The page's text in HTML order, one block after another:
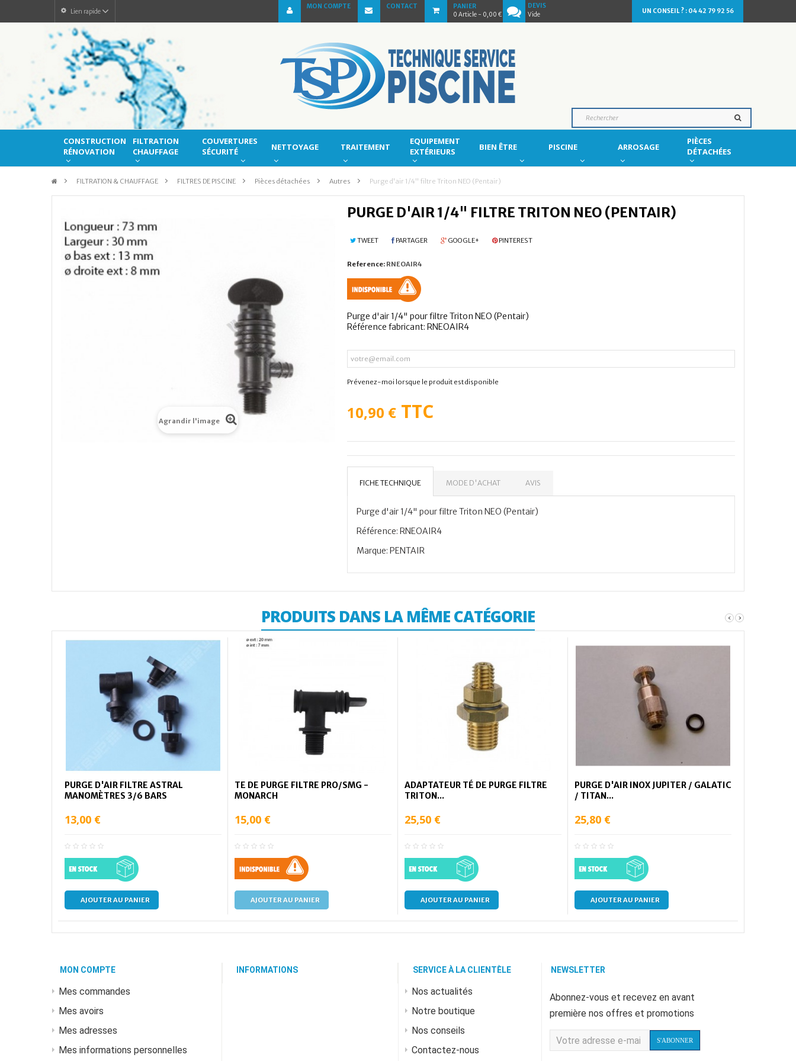
MON COMPTE CONTACT
PANIER
0 Article - 0,00 €
DEVIS
Vide
UN CONSEIL ? : 04 42 79 92 56
Lien rapide
CONSTRUCTION
RÉNOVATION
FILTRATION
CHAUFFAGE
COUVERTURES
SÉCURITÉ
NETTOYAGE TRAITEMENT
EQUIPEMENT
EXTÉRIEURS
BIEN ÊTRE PISCINE ARROSAGE
PIÈCES
DÉTACHÉES
> FILTRATION & CHAUFFAGE > FILTRES DE PISCINE > Pièces détachées > Autres > Purge d'air 1/4" filtre Triton NEO (Pentair)
Agrandir l'image
PURGE D'AIR 1/4" FILTRE TRITON NEO (PENTAIR)
TWEET PARTAGER GOOGLE+ PINTEREST
Reference: RNEOAIR4
Purge d'air 1/4" pour filtre Triton NEO (Pentair)
Référence fabricant: RNEOAIR4
Prévenez-moi lorsque le produit est disponible
10,90 €TTC
FICHE TECHNIQUE MODE D'ACHAT AVIS
Purge d'air 1/4" pour filtre Triton NEO (Pentair)
Référence: RNEOAIR4
Marque: PENTAIR
PRODUITS DANS LA MÊME CATÉGORIE ‹ ›
PURGE D'AIR FILTRE ASTRAL
MANOMÈTRES 3/6 BARS
13,00 €
AJOUTER AU PANIER
TE DE PURGE FILTRE PRO/SMG -
MONARCH
15,00 €
AJOUTER AU PANIER
ADAPTATEUR TÉ DE PURGE FILTRE
TRITON...
25,50 €
AJOUTER AU PANIER
PURGE D'AIR INOX JUPITER / GALATIC
/ TITAN...
25,80 €
AJOUTER AU PANIER
MON COMPTE
Mes commandes
Mes avoirs
Mes adresses
Mes informations personnelles
INFORMATIONS SERVICE À LA CLIENTÈLE
Nos actualités
Notre boutique
Nos conseils
Contactez-nous
NEWSLETTER
Abonnez-vous et recevez en avant
première nos offres et promotions
S'ABONNER